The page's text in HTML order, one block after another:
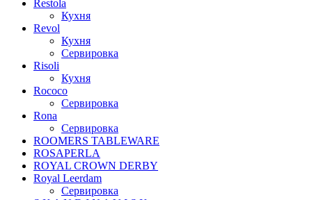
Restola
Кухня
Revol
Кухня
Сервировка
Risoli
Кухня
Rococo
Сервировка
Rona
Сервировка
ROOMERS TABLEWARE
ROSAPERLA
ROYAL CROWN DERBY
Royal Leerdam
Сервировка